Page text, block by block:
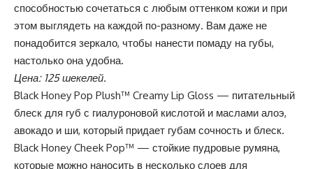
способностью сочетаться с любым оттенком кожи и при
этом выглядеть на каждой по-разному. Вам даже не
понадобится зеркало, чтобы нанести помаду на губы,
настолько она удобна.
Цена: 125 шекелей.
Black Honey Pop Plush™ Creamy Lip Gloss — питательный
блеск для губ с гиалуроновой кислотой и маслами алоэ,
авокадо и ши, который придает губам сочность и блеск.
Black Honey Cheek Pop™ — стойкие пудровые румяна,
которые можно наносить в несколько слоев для